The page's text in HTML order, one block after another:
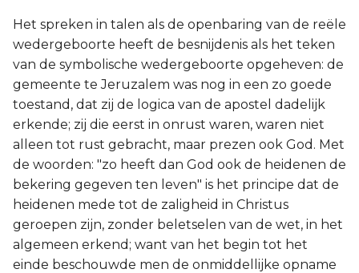
Het spreken in talen als de openbaring van de reële
wedergeboorte heeft de besnijdenis als het teken
van de symbolische wedergeboorte opgeheven: de
gemeente te Jeruzalem was nog in een zo goede
toestand, dat zij de logica van de apostel dadelijk
erkende; zij die eerst in onrust waren, waren niet
alleen tot rust gebracht, maar prezen ook God. Met
de woorden: "zo heeft dan God ook de heidenen de
bekering gegeven ten leven" is het principe dat de
heidenen mede tot de zaligheid in Christus
geroepen zijn, zonder beletselen van de wet, in het
algemeen erkend; want van het begin tot het
einde beschouwde men de onmiddellijke opname